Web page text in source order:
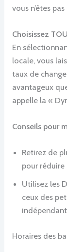
vous n’êtes
Choisissez
En
locale, vous
taux de
avantageux
appelle la «
Conseils pour
Retirez de
pour
Utilisez les
ceux des
Horaires des